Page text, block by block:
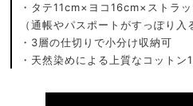
・タテ11cm×ヨコ16cm×ストラ
（通帳やパスポートがすっぽり入
・3層の仕切りで小分け収納可
・天然染めによる上質なコット